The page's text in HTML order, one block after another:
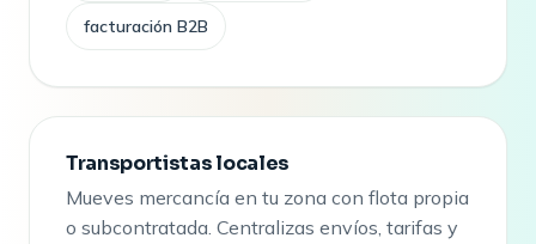
facturación B2B
Transportistas locales
Mueves mercancía en tu zona con flota propia
o subcontratada. Centralizas envíos, tarifas y